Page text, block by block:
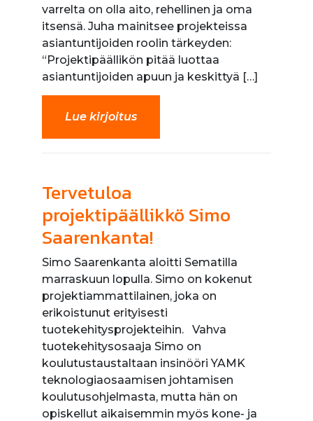
varrelta on olla aito, rehellinen ja oma
itsensä. Juha mainitsee projekteissa
asiantuntijoiden roolin tärkeyden:
“Projektipäällikön pitää luottaa
asiantuntijoiden apuun ja keskittyä […]
Lue kirjoitus
Tervetuloa
projektipäällikkö Simo
Saarenkanta!
Simo Saarenkanta aloitti Sematilla
marraskuun lopulla. Simo on kokenut
projektiammattilainen, joka on
erikoistunut erityisesti
tuotekehitysprojekteihin. Vahva
tuotekehitysosaaja Simo on
koulutustaustaltaan insinööri YAMK
teknologiaosaamisen johtamisen
koulutusohjelmasta, mutta hän on
opiskellut aikaisemmin myös kone- ja